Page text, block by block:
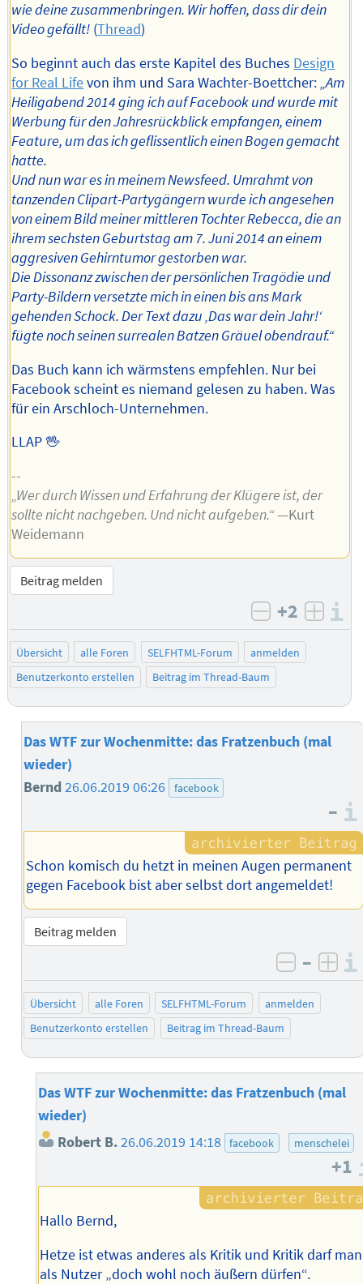
wie deine zusammenbringen. Wir hoffen, dass dir dein
Video gefällt! (Thread)
So beginnt auch das erste Kapitel des Buches Design
for Real Lifevon ihm und Sara Wachter-Boettcher:„Am
Heiligabend 2014 ging ich auf Facebook und wurde mit
Werbung für den Jahresrückblick empfangen, einem
Feature, um das ich geflissentlich einen Bogen gemacht
hatte.
Und nun war es in meinem Newsfeed. Umrahmt von
tanzenden Clipart-Partygängern wurde ich angesehen
von einem Bild meiner mittleren Tochter Rebecca, die an
ihrem sechsten Geburtstag am 7. Juni 2014 an einem
aggresiven Gehirntumor gestorben war.
Die Dissonanz zwischen der persönlichen Tragödie und
Party-Bildern versetzte mich in einen bis ans Mark
gehenden Schock. Der Text dazu ‚Das war dein Jahr!‘
fügte noch seinen surrealen Batzen Gräuel obendrauf.“
Das Buch kann ich wärmstens empfehlen. Nur bei
Facebook scheint es niemand gelesen zu haben. Was
für ein Arschloch-Unternehmen.
LLAP 🖖
--
„Wer durch Wissen und Erfahrung der Klügere ist, der
sollte nicht nachgeben. Und nicht aufgeben.“—Kurt
Weidemann
Beitrag melden
negativ
+2
Übersicht alle Foren SELFHTML-Forum
anmelden
Benutzerkonto erstellen
Beitrag im Thread-Baum
Das WTF zur Wochenmitte: das Fratzenbuch (mal
wieder)
Bernd26.06.2019 06:26 facebook
–
Schon komisch du hetzt in meinen Augen permanent
gegen Facebook bist aber selbst dort angemeldet!
Beitrag melden
negativ
–
Übersicht alle Foren SELFHTML-Forum
anmelden
Benutzerkonto erstellen
Beitrag im Thread-Baum
Das WTF zur Wochenmitte: das Fratzenbuch (mal
wieder)
Robert B.26.06.2019 14:18 facebook menschelei
+1
Hallo Bernd,
Hetze ist etwas anderes als Kritik und Kritik darf man
als Nutzer „doch wohl noch äußern dürfen“.